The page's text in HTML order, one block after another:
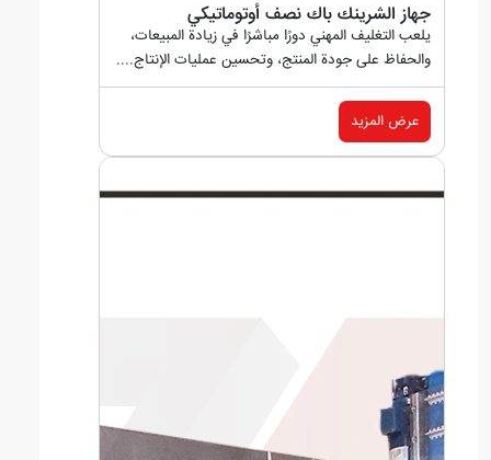
جهاز الشرینك باك نصف أوتوماتيكي
يلعب التغليف المهني دورًا مباشرًا في زيادة المبيعات،
والحفاظ على جودة المنتج، وتحسين عمليات الإنتاج....
عرض المزيد